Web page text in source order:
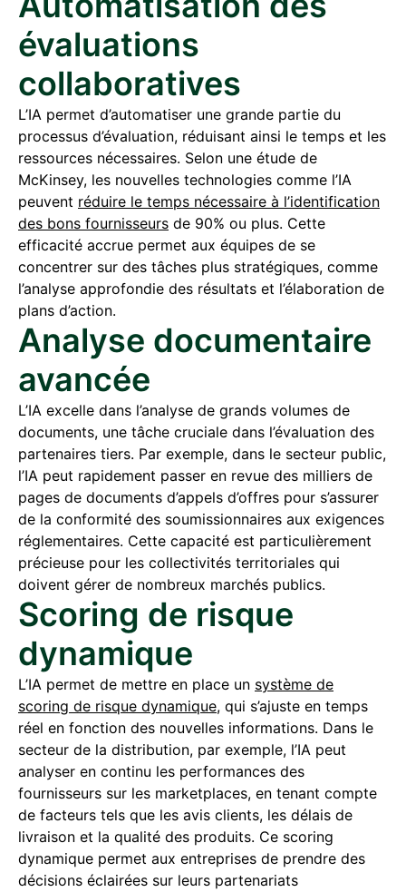
évaluations
collaboratives
L’IA permet d’automatiser une grande partie du
processus d’évaluation, réduisant ainsi le temps et les
ressources nécessaires. Selon une étude de
McKinsey, les nouvelles technologies comme l’IA
peuvent réduire le temps nécessaire à l’identification
des bons fournisseurs de 90% ou plus. Cette
efficacité accrue permet aux équipes de se
concentrer sur des tâches plus stratégiques, comme
l’analyse approfondie des résultats et l’élaboration de
plans d’action.
Analyse documentaire
avancée
L’IA excelle dans l’analyse de grands volumes de
documents, une tâche cruciale dans l’évaluation des
partenaires tiers. Par exemple, dans le secteur public,
l’IA peut rapidement passer en revue des milliers de
pages de documents d’appels d’offres pour s’assurer
de la conformité des soumissionnaires aux exigences
réglementaires. Cette capacité est particulièrement
précieuse pour les collectivités territoriales qui
doivent gérer de nombreux marchés publics.
Scoring de risque
dynamique
L’IA permet de mettre en place un système de
scoring de risque dynamique, qui s’ajuste en temps
réel en fonction des nouvelles informations. Dans le
secteur de la distribution, par exemple, l’IA peut
analyser en continu les performances des
fournisseurs sur les marketplaces, en tenant compte
de facteurs tels que les avis clients, les délais de
livraison et la qualité des produits. Ce scoring
dynamique permet aux entreprises de prendre des
décisions éclairées sur leurs partenariats